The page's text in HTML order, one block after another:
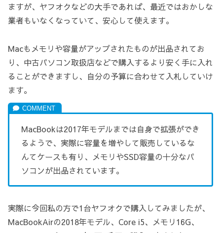
ますが、ヤフオクなどの大手であれば、最近ではおかしな
業者もいなくなっていて、安心して使えます。
Macもメモリや容量がアップされたものが出品されてお
り、中古パソコン取扱店などで購入するより安く手に入れ
ることができますし、自分の予算に合わせて入札していけ
ます。
MacBookは2017年モデルまでは自身で拡張ができ
るようで、実際に容量を増やして販売しているな
んてケースも有り、メモリやSSD容量の十分なパ
ソコンが出品されています。
実際に今回私の方で1台ヤフオクで購入してみましたが、
MacBookAirの2018年モデル、Core i5、メモリ16G、